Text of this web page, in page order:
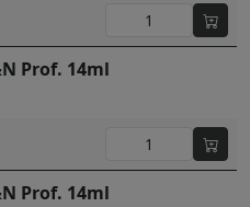
Prof. 14ml
Prof. 14ml